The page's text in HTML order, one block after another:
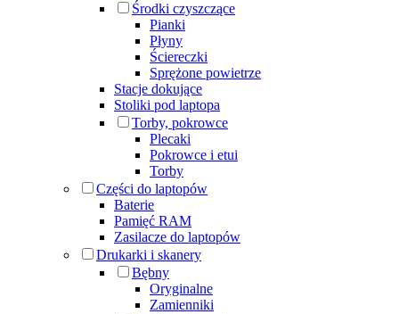
Środki czyszczące
Pianki
Płyny
Ściereczki
Sprężone powietrze
Stacje dokujące
Stoliki pod laptopa
Torby, pokrowce
Plecaki
Pokrowce i etui
Torby
Części do laptopów
Baterie
Pamięć RAM
Zasilacze do laptopów
Drukarki i skanery
Bębny
Oryginalne
Zamienniki